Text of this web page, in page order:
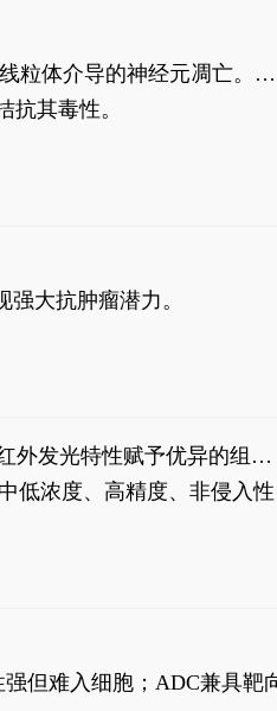
粒体介导的神经元凋亡。其
其毒性。
大抗肿瘤潜力。
外发光特性赋予优异的组织
低浓度、高精度、非侵入性
但难入细胞；ADC兼具靶